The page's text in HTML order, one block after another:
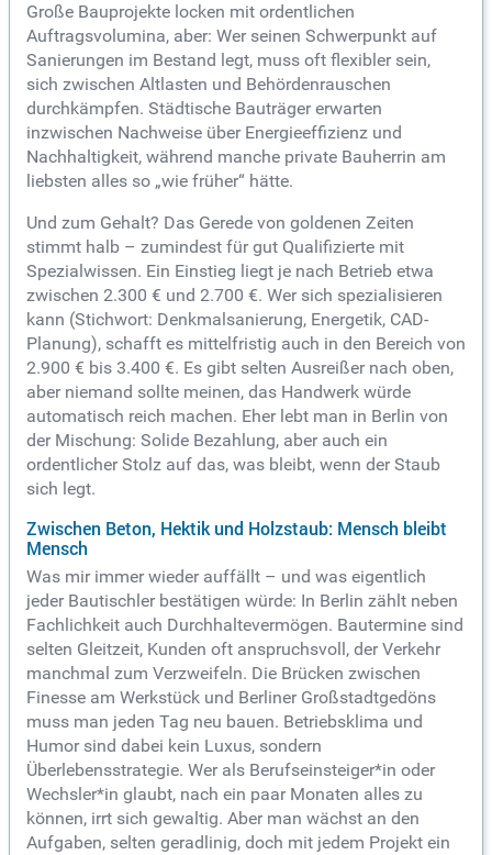
Große Bauprojekte locken mit ordentlichen
Auftragsvolumina, aber: Wer seinen Schwerpunkt auf
Sanierungen im Bestand legt, muss oft flexibler sein,
sich zwischen Altlasten und Behördenrauschen
durchkämpfen. Städtische Bauträger erwarten
inzwischen Nachweise über Energieeffizienz und
Nachhaltigkeit, während manche private Bauherrin am
liebsten alles so „wie früher“ hätte.
Und zum Gehalt? Das Gerede von goldenen Zeiten
stimmt halb – zumindest für gut Qualifizierte mit
Spezialwissen. Ein Einstieg liegt je nach Betrieb etwa
zwischen 2.300 € und 2.700 €. Wer sich spezialisieren
kann (Stichwort: Denkmalsanierung, Energetik, CAD-
Planung), schafft es mittelfristig auch in den Bereich von
2.900 € bis 3.400 €. Es gibt selten Ausreißer nach oben,
aber niemand sollte meinen, das Handwerk würde
automatisch reich machen. Eher lebt man in Berlin von
der Mischung: Solide Bezahlung, aber auch ein
ordentlicher Stolz auf das, was bleibt, wenn der Staub
sich legt.
Zwischen Beton, Hektik und Holzstaub: Mensch bleibt
Mensch
Was mir immer wieder auffällt – und was eigentlich
jeder Bautischler bestätigen würde: In Berlin zählt neben
Fachlichkeit auch Durchhaltevermögen. Bautermine sind
selten Gleitzeit, Kunden oft anspruchsvoll, der Verkehr
manchmal zum Verzweifeln. Die Brücken zwischen
Finesse am Werkstück und Berliner Großstadtgedöns
muss man jeden Tag neu bauen. Betriebsklima und
Humor sind dabei kein Luxus, sondern
Überlebensstrategie. Wer als Berufseinsteiger*in oder
Wechsler*in glaubt, nach ein paar Monaten alles zu
können, irrt sich gewaltig. Aber man wächst an den
Aufgaben, selten geradlinig, doch mit jedem Projekt ein